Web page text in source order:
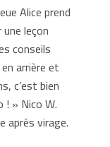
Alice prend
leçon
conseils
arrière et
c’est bien
» Nico W.
après virage.